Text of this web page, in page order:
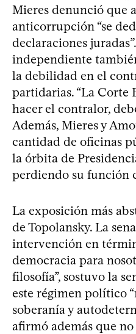
Mieres denunció que
anticorrupción “se
declaraciones
independiente
la debilidad en el
partidarias. “La Corte
hacer el contralor,
Además, Mieres y
cantidad de oficinas
la órbita de
perdiendo su función
La exposición más
de Topolansky. La
intervención en
democracia para
filosofía”, sostuvo la
este régimen político
soberanía y
afirmó además que